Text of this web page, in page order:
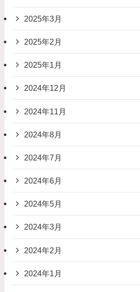
2025年3月
2025年2月
2025年1月
2024年12月
2024年11月
2024年8月
2024年7月
2024年6月
2024年5月
2024年3月
2024年2月
2024年1月